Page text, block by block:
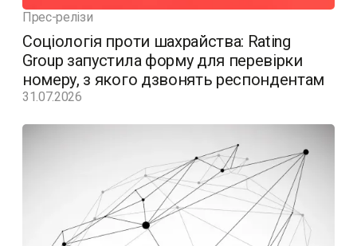
Прес-релізи
Соціологія проти шахрайства: Rating
Group запустила форму для перевірки
номеру, з якого дзвонять респондентам
31.07.2026